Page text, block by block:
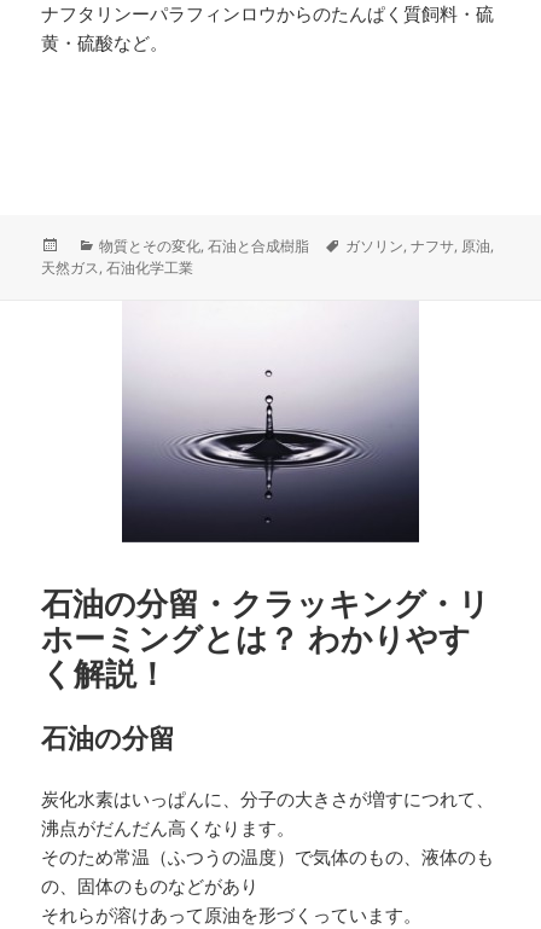
ナフタリンーパラフィンロウからのたんぱく質飼料・硫
黄・硫酸など。
稿
カ
テ
物質とその変化,石油と合成樹脂
タ
ガソリン,ナフサ, 原油,
天然ガス,石油化学工業
石油の分留・クラッキング・リ
ホーミングとは？ わかりやす
く解説！
石油の分留
炭化水素はいっぱんに、分子の大きさが増すにつれて、
沸点がだんだん高くなります。
そのため常温（ふつうの温度）で気体のもの、液体のも
の、固体のものなどがあり
それらが溶けあって原油を形づくっています。